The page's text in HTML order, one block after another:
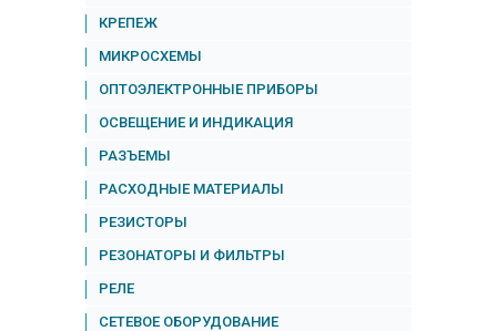
КРЕПЕЖ
МИКРОСХЕМЫ
ОПТОЭЛЕКТРОННЫЕ ПРИБОРЫ
ОСВЕЩЕНИЕ И ИНДИКАЦИЯ
РАЗЪЕМЫ
РАСХОДНЫЕ МАТЕРИАЛЫ
РЕЗИСТОРЫ
РЕЗОНАТОРЫ И ФИЛЬТРЫ
РЕЛЕ
СЕТЕВОЕ ОБОРУДОВАНИЕ